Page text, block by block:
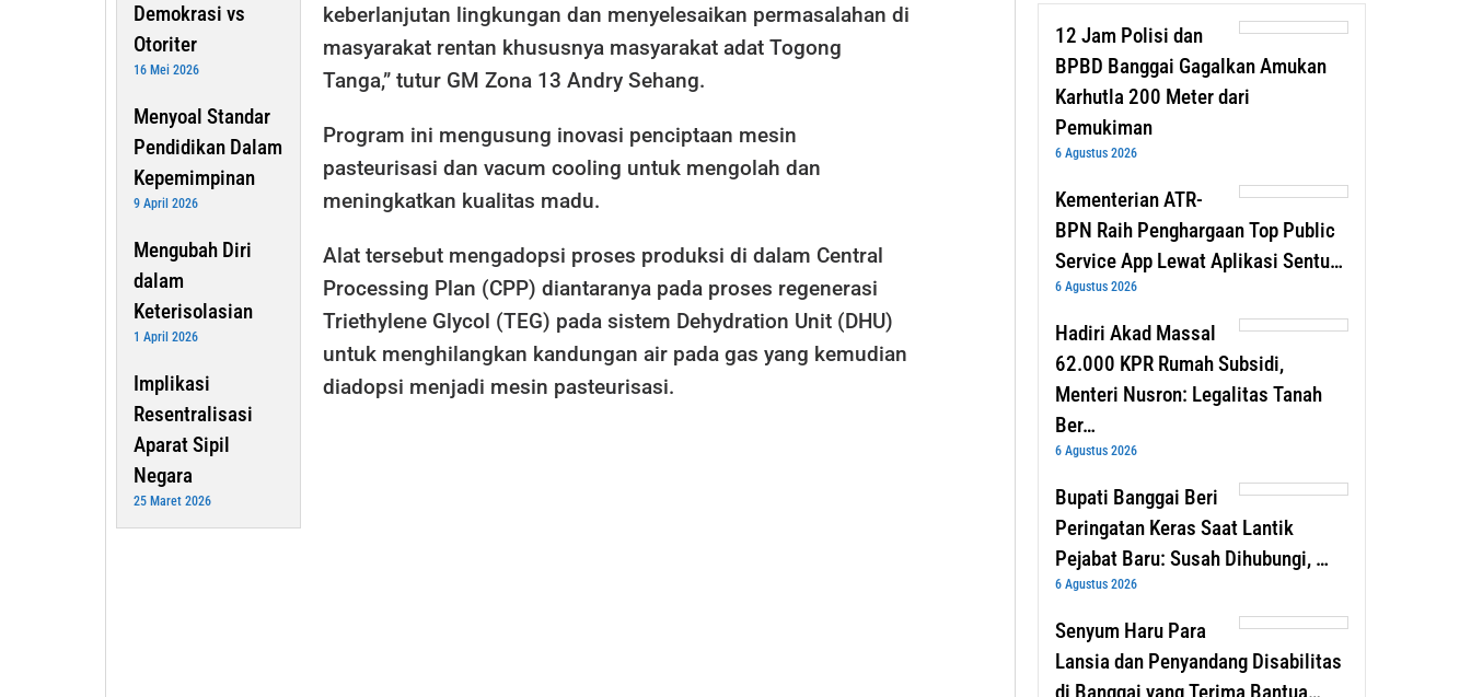
Demokrasi vs
Otoriter
16 Mei 2026
Menyoal Standar
Pendidikan Dalam
Kepemimpinan
9 April 2026
Mengubah Diri
dalam
Keterisolasian
1 April 2026
Implikasi
Resentralisasi
Aparat Sipil
Negara
25 Maret 2026
keberlanjutan lingkungan dan menyelesaikan permasalahan di
masyarakat rentan khususnya masyarakat adat Togong
Tanga,” tutur GM Zona 13 Andry Sehang.
Program ini mengusung inovasi penciptaan mesin
pasteurisasi dan vacum cooling untuk mengolah dan
meningkatkan kualitas madu.
Alat tersebut mengadopsi proses produksi di dalam Central
Processing Plan (CPP) diantaranya pada proses regenerasi
Triethylene Glycol (TEG) pada sistem Dehydration Unit (DHU)
untuk menghilangkan kandungan air pada gas yang kemudian
diadopsi menjadi mesin pasteurisasi.
12 Jam Polisi dan
BPBD Banggai Gagalkan Amukan
Karhutla 200 Meter dari
Pemukiman
6 Agustus 2026
Kementerian ATR-
BPN Raih Penghargaan Top Public
Service App Lewat Aplikasi Sentu…
6 Agustus 2026
Hadiri Akad Massal
62.000 KPR Rumah Subsidi,
Menteri Nusron: Legalitas Tanah
Ber…
6 Agustus 2026
Bupati Banggai Beri
Peringatan Keras Saat Lantik
Pejabat Baru: Susah Dihubungi, …
6 Agustus 2026
Senyum Haru Para
Lansia dan Penyandang Disabilitas